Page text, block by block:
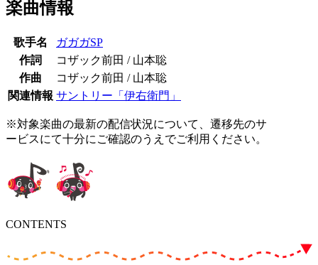
楽曲情報
歌手名
ガガガSP
作詞
コザック前田 / 山本聡
作曲
コザック前田 / 山本聡
関連情報 サントリー「伊右衛門」
※対象楽曲の最新の配信状況について、遷移先のサ
ービスにて十分にご確認のうえでご利用ください。
CONTENTS